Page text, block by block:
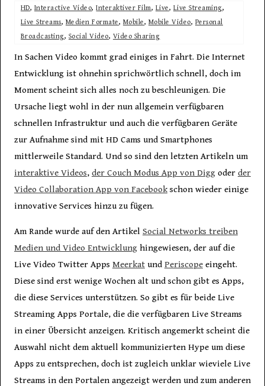
HD, Interactive Video,Interaktiver Film, Live, Live Streaming,
Live Streams, Medien Formate, Mobile, Mobile Video, Personal
Broadcasting, Social Video, Video Sharing
In Sachen Video kommt grad einiges in Fahrt. Die Internet
Entwicklung ist ohnehin sprichwörtlich schnell, doch im
Moment scheint sich alles noch zu beschleunigen. Die
Ursache liegt wohl in der nun allgemein verfügbaren
schnellen Infrastruktur und auch die verfügbaren Geräte
zur Aufnahme sind mit HD Cams und Smartphones
mittlerweile Standard. Und so sind den letzten Artikeln um
interaktive Videos, der Couch Modus App von Diggoder der
Video Collaboration App von Facebookschon wieder einige
innovative Services hinzu zu fügen.
Am Rande wurde auf den Artikel Social Networks treiben
Medien und Video Entwicklunghingewiesen, der auf die
Live Video Twitter Apps Meerkatund Periscopeeingeht.
Diese sind erst wenige Wochen alt und schon gibt es Apps,
die diese Services unterstützen. So gibt es für beide Live
Streaming Apps Portale, die die verfügbaren Live Streams
in einer Übersicht anzeigen. Kritisch angemerkt scheint die
Auswahl nicht dem aktuell kommunizierten Hype um diese
Apps zu entsprechen, doch ist zugleich unklar wieviele Live
Streams in den Portalen angezeigt werden und zum anderen